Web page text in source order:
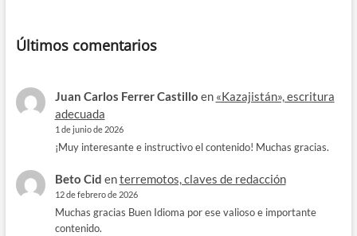
Últimos comentarios
Juan Carlos Ferrer Castillo en «Kazajistán», escritura
adecuada
1 de junio de 2026
¡Muy interesante e instructivo el contenido! Muchas gracias.
Beto Cid enterremotos, claves de redacción
12 de febrero de 2026
Muchas gracias Buen Idioma por ese valioso e importante
contenido.